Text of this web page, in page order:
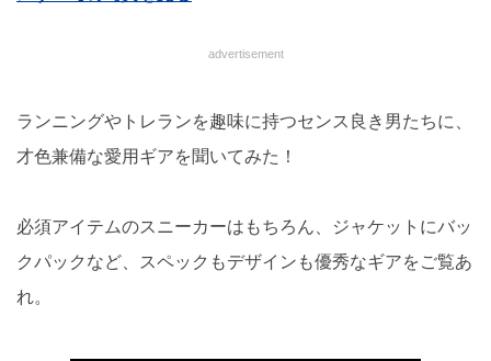
advertisement
ランニングやトレランを趣味に持つセンス良き男たちに、
才色兼備な愛用ギアを聞いてみた！
必須アイテムのスニーカーはもちろん、ジャケットにバッ
クパックなど、スペックもデザインも優秀なギアをご覧あ
れ。